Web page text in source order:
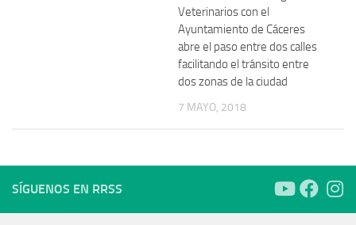
Veterinarios con el
Ayuntamiento de Cáceres
abre el paso entre dos calles
facilitando el tránsito entre
dos zonas de la ciudad
7 MAYO, 2018
SÍGUENOS EN RRSS